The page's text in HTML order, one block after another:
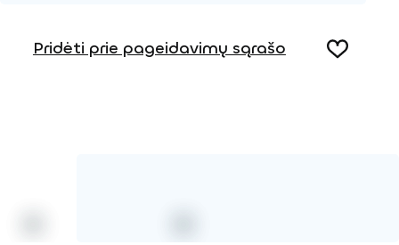
Pridėti prie pageidavimų sąrašo